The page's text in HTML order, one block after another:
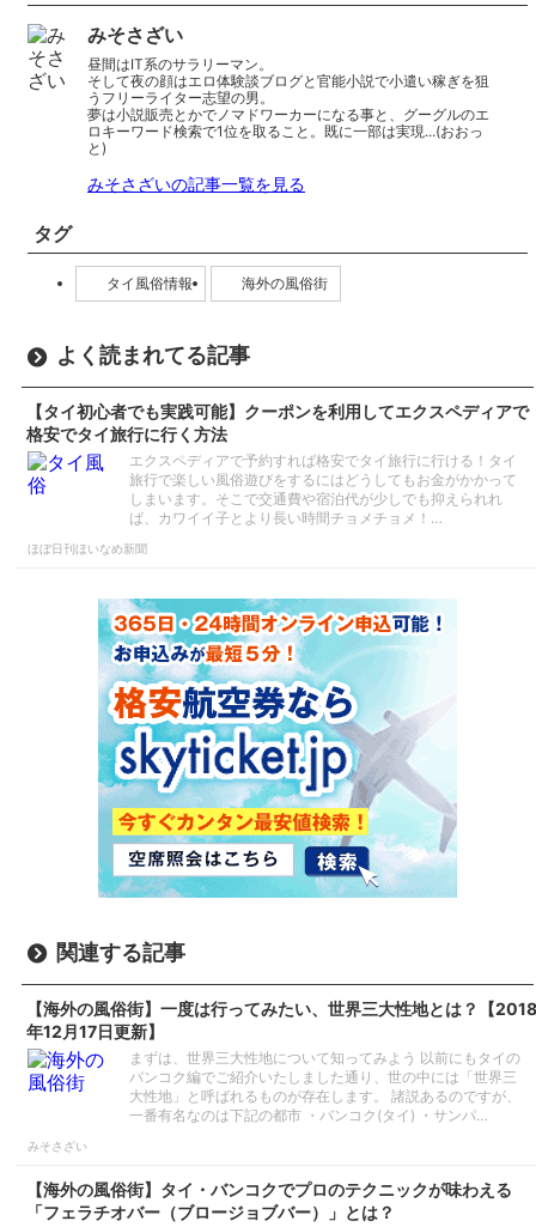
みそさざい
昼間はIT系のサラリーマン。
そして夜の顔はエロ体験談ブログと官能小説で小遣い稼ぎを狙
うフリーライター志望の男。
夢は小説販売とかでノマドワーカーになる事と、グーグルのエ
ロキーワード検索で1位を取ること。既に一部は実現...(おおっ
と)
みそさざいの記事一覧を見る
タグ
タイ風俗情報 海外の風俗街
よく読まれてる記事
【タイ初心者でも実践可能】クーポンを利用してエクスペディアで
格安でタイ旅行に行く方法
エクスペディアで予約すれば格安でタイ旅行に行ける！タイ
旅行で楽しい風俗遊びをするにはどうしてもお金がかかって
しまいます。そこで交通費や宿泊代が少しでも抑えられれ
ば、カワイイ子とより長い時間チョメチョメ！…
ほぼ日刊ほいなめ新聞
関連する記事
【海外の風俗街】一度は行ってみたい、世界三大性地とは？【2018
年12月17日更新】
まずは、世界三大性地について知ってみよう 以前にもタイの
バンコク編でご紹介いたしました通り、世の中には「世界三
大性地」と呼ばれるものが存在します。 諸説あるのですが、
一番有名なのは下記の都市 ・バンコク(タイ) ・サンパ…
みそさざい
【海外の風俗街】タイ・バンコクでプロのテクニックが味わえる
「フェラチオバー（ブロージョブバー）」とは？